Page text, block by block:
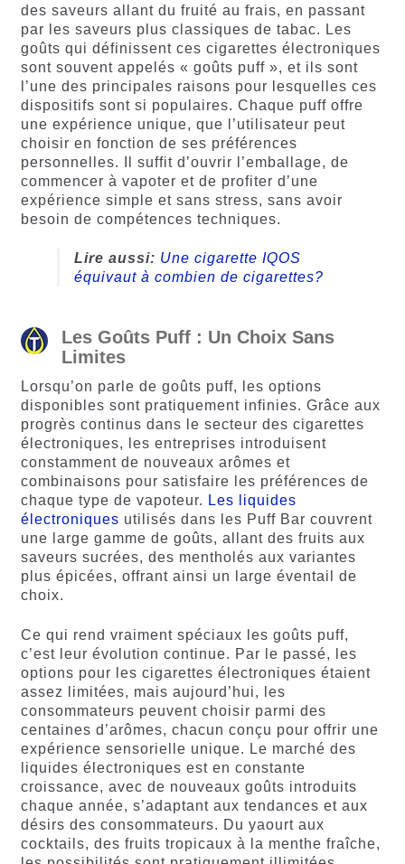
des saveurs allant du fruité au frais, en passant
par les saveurs plus classiques de tabac. Les
goûts qui définissent ces cigarettes électroniques
sont souvent appelés « goûts puff », et ils sont
l’une des principales raisons pour lesquelles ces
dispositifs sont si populaires. Chaque puff offre
une expérience unique, que l’utilisateur peut
choisir en fonction de ses préférences
personnelles. Il suffit d’ouvrir l’emballage, de
commencer à vapoter et de profiter d’une
expérience simple et sans stress, sans avoir
besoin de compétences techniques.
Lire aussi: Une cigarette IQOS
équivaut à combien de cigarettes?
Les Goûts Puff : Un Choix Sans
Limites
Lorsqu’on parle de goûts puff, les options
disponibles sont pratiquement infinies. Grâce aux
progrès continus dans le secteur des cigarettes
électroniques, les entreprises introduisent
constamment de nouveaux arômes et
combinaisons pour satisfaire les préférences de
chaque type de vapoteur. Les liquides
électroniques utilisés dans les Puff Bar couvrent
une large gamme de goûts, allant des fruits aux
saveurs sucrées, des mentholés aux variantes
plus épicées, offrant ainsi un large éventail de
choix.
Ce qui rend vraiment spéciaux les goûts puff,
c’est leur évolution continue. Par le passé, les
options pour les cigarettes électroniques étaient
assez limitées, mais aujourd’hui, les
consommateurs peuvent choisir parmi des
centaines d’arômes, chacun conçu pour offrir une
expérience sensorielle unique. Le marché des
liquides électroniques est en constante
croissance, avec de nouveaux goûts introduits
chaque année, s’adaptant aux tendances et aux
désirs des consommateurs. Du yaourt aux
cocktails, des fruits tropicaux à la menthe fraîche,